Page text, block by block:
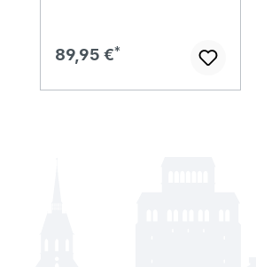
Regulärer Preis:
89,95 €